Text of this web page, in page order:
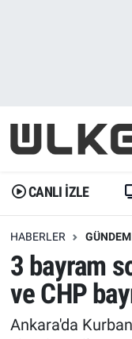
CANLI İZLE
HABERLER GÜNDEM
3 bayram
ve CHP
Ankara'da
Gündem
Dünya
Erişim
Ekonomi
Gündem
Trend
Erişim
Spor
İstanbul
Trafik Durumu
Erişim
Tüm